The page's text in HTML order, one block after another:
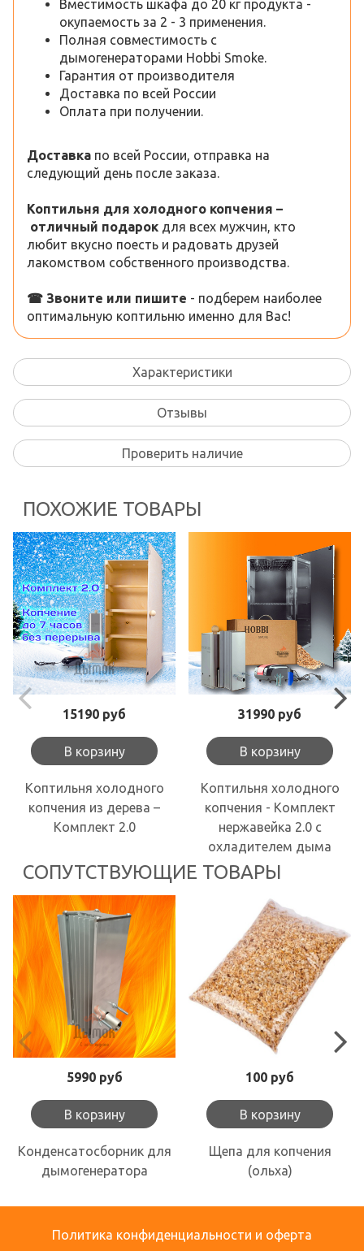
Вместимость шкафа до 20 кг продукта -
окупаемость за 2 - 3 применения.
Полная совместимость с
дымогенераторами Hobbi Smoke.
Гарантия от производителя
Доставка по всей России
Оплата при получении.
Доставка по всей России, отправка на
следующий день после заказа.
Коптильня для холодного копчения –
отличный подарок для всех мужчин, кто
любит вкусно поесть и радовать друзей
лакомством собственного производства.
☎ Звоните или пишите - подберем наиболее
оптимальную коптильню именно для Вас!
Характеристики
Отзывы
Проверить наличие
ПОХОЖИЕ ТОВАРЫ
15190 руб
В корзину
Коптильня холодного
копчения из дерева –
Комплект 2.0
31990 руб
В корзину
Коптильня холодного
копчения - Комплект
нержавейка 2.0 с
охладителем дыма
СОПУТСТВУЮЩИЕ ТОВАРЫ
5990 руб
В корзину
Конденсатосборник для
дымогенератора
100 руб
В корзину
Щепа для копчения
(ольха)
Политика конфиденциальности и оферта